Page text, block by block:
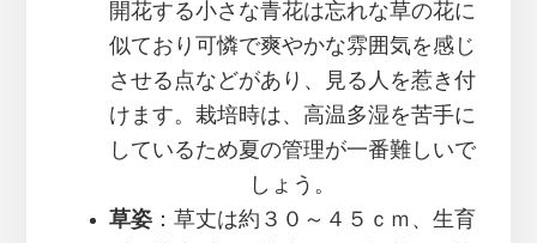
開花する小さな青花は忘れな草の花に
似ており可憐で爽やかな雰囲気を感じ
させる点などがあり、見る人を惹き付
けます。栽培時は、高温多湿を苦手に
しているため夏の管理が一番難しいで
しょう。
草姿 ：草丈は約３０～４５ｃｍ、生育